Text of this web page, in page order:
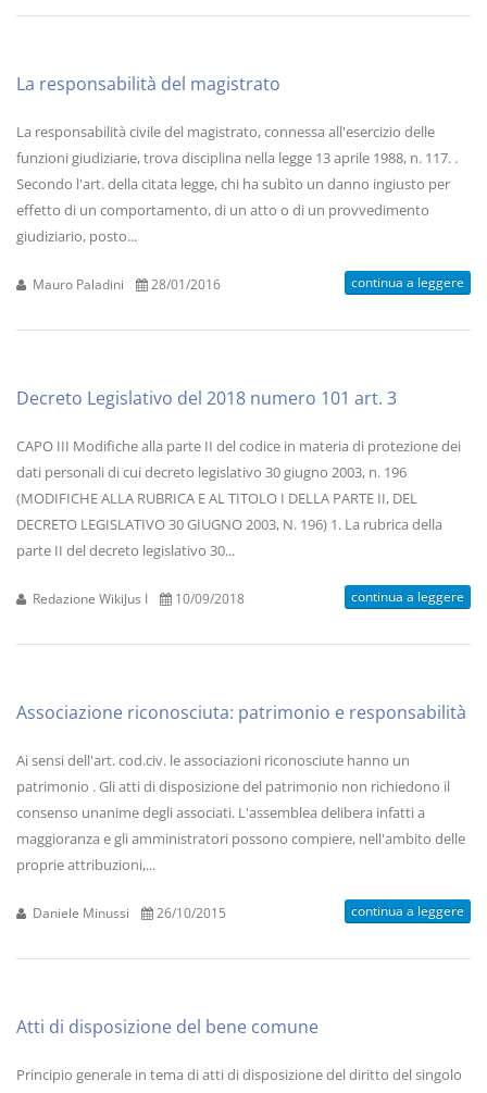
La responsabilità del magistrato
La responsabilità civile del magistrato, connessa all'esercizio delle
funzioni giudiziarie, trova disciplina nella legge 13 aprile 1988, n. 117. .
Secondo l'art. della citata legge, chi ha subìto un danno ingiusto per
effetto di un comportamento, di un atto o di un provvedimento
giudiziario, posto...
Mauro Paladini 28/01/2016 continua a leggere
Decreto Legislativo del 2018 numero 101 art. 3
CAPO III Modifiche alla parte II del codice in materia di protezione dei
dati personali di cui decreto legislativo 30 giugno 2003, n. 196
(MODIFICHE ALLA RUBRICA E AL TITOLO I DELLA PARTE II, DEL
DECRETO LEGISLATIVO 30 GIUGNO 2003, N. 196) 1. La rubrica della
parte II del decreto legislativo 30...
Redazione WikiJus I 10/09/2018 continua a leggere
Associazione riconosciuta: patrimonio e responsabilità
Ai sensi dell'art. cod.civ. le associazioni riconosciute hanno un
patrimonio . Gli atti di disposizione del patrimonio non richiedono il
consenso unanime degli associati. L'assemblea delibera infatti a
maggioranza e gli amministratori possono compiere, nell'ambito delle
proprie attribuzioni,...
Daniele Minussi 26/10/2015 continua a leggere
Atti di disposizione del bene comune
Principio generale in tema di atti di disposizione del diritto del singolo